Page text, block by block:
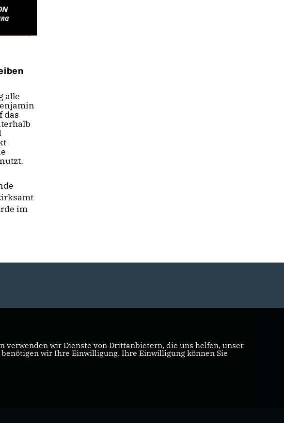
alle
das
im
verwenden wir Dienste von Drittanbietern, die uns helfen, unser
wir Ihre Einwilligung. Ihre Einwilligung können Sie